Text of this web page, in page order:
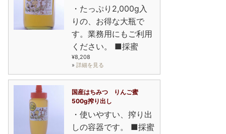
・たっぷり2,000g入
りの、お得な大瓶で
す。業務用にもご利用
ください。 ■採蜜
¥8,208
» 詳細を見る
国産はちみつ りんご蜜
500g搾り出し
・使いやすい、搾り出
しの容器です。 ■採蜜